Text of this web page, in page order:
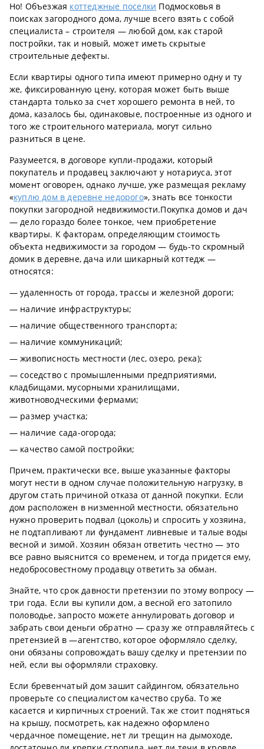
Но! Объезжая коттеджные поселки Подмосковья в
поисках загородного дома, лучше всего взять с собой
специалиста – строителя — любой дом, как старой
постройки, так и новый, может иметь скрытые
строительные дефекты.
Если квартиры одного типа имеют примерно одну и ту
же, фиксированную цену, которая может быть выше
стандарта только за счет хорошего ремонта в ней, то
дома, казалось бы, одинаковые, построенные из одного и
того же строительного материала, могут сильно
разниться в цене.
Разумеется, в договоре купли-продажи, который
покупатель и продавец заключают у нотариуса, этот
момент оговорен, однако лучше, уже размещая рекламу
«куплю дом в деревне недорого», знать все тонкости
покупки загородной недвижимости.Покупка домов и дач
— дело гораздо более тонкое, чем приобретение
квартиры. К факторам, определяющим стоимость
объекта недвижимости за городом — будь-то скромный
домик в деревне, дача или шикарный коттедж —
относятся:
— удаленность от города, трассы и железной дороги;
— наличие инфраструктуры;
— наличие общественного транспорта;
— наличие коммуникаций;
— живописность местности (лес, озеро, река);
— соседство с промышленными предприятиями,
кладбищами, мусорными хранилищами,
животноводческими фермами;
— размер участка;
— наличие сада-огорода;
— качество самой постройки;
Причем, практически все, выше указанные факторы
могут нести в одном случае положительную нагрузку, в
другом стать причиной отказа от данной покупки. Если
дом расположен в низменной местности, обязательно
нужно проверить подвал (цоколь) и спросить у хозяина,
не подтапливают ли фундамент ливневые и талые воды
весной и зимой. Хозяин обязан ответить честно — это
все равно выяснится со временем, и тогда придется ему,
недобросовестному продавцу ответить за обман.
Знайте, что срок давности претензии по этому вопросу —
три года. Если вы купили дом, а весной его затопило
половодье, запросто можете аннулировать договор и
забрать свои деньги обратно — сразу же отправляйтесь с
претензией в —агентство, которое оформляло сделку,
они обязаны сопровождать вашу сделку и претензии по
ней, если вы оформляли страховку.
Если бревенчатый дом зашит сайдингом, обязательно
проверьте со специалистом качество сруба. То же
касается и кирпичных строений. Так же стоит подняться
на крышу, посмотреть, как надежно оформлено
чердачное помещение, нет ли трещин на дымоходе,